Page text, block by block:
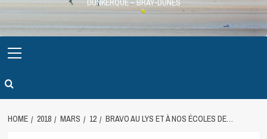
DUNKERQUE – BRAY-DUNES
Menu
HOME 2018 MARS 12 BRAVO AU LYS ET À NOS ÉCOLES DE…